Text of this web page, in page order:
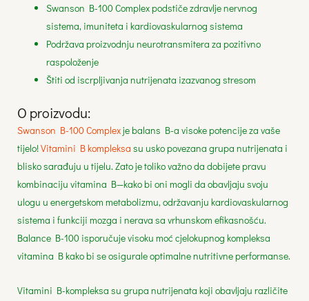
Swanson B-100 Complex podstiče zdravlje nervnog
sistema, imuniteta i kardiovaskularnog sistema
Podržava proizvodnju neurotransmitera za pozitivno
raspoloženje
Štiti od iscrpljivanja nutrijenata izazvanog stresom
O proizvodu:
Swanson B-100 Complexje balans B-a visoke potencije za vaše
tijelo!Vitamini B kompleksa su usko povezana grupa nutrijenata i
blisko sarađuju u tijelu. Zato je toliko važno da dobijete pravu
kombinaciju vitamina B—kako bi oni mogli da obavljaju svoju
ulogu u energetskom metabolizmu, održavanju kardiovaskularnog
sistema i funkciji mozga i nerava sa vrhunskom efikasnošću.
Balance B-100 isporučuje visoku moć cjelokupnog kompleksa
vitamina B kako bi se osigurale optimalne nutritivne performanse.
Vitamini B-kompleksa su grupa nutrijenata koji obavljaju različite